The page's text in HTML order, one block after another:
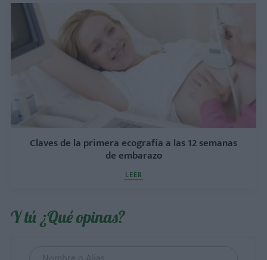
Claves de la primera ecografía a las 12 semanas
de embarazo
LEER
Y tú ¿Qué opinas?